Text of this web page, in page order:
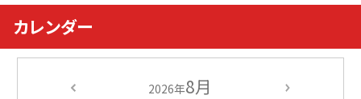
カレンダー
2026年8月